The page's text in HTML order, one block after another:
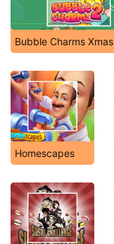
Bubble Charms Xmas
Homescapes